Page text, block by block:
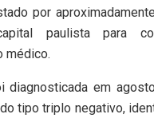
por
paulista para
médico.
diagnosticada em
tipo triplo negativo,